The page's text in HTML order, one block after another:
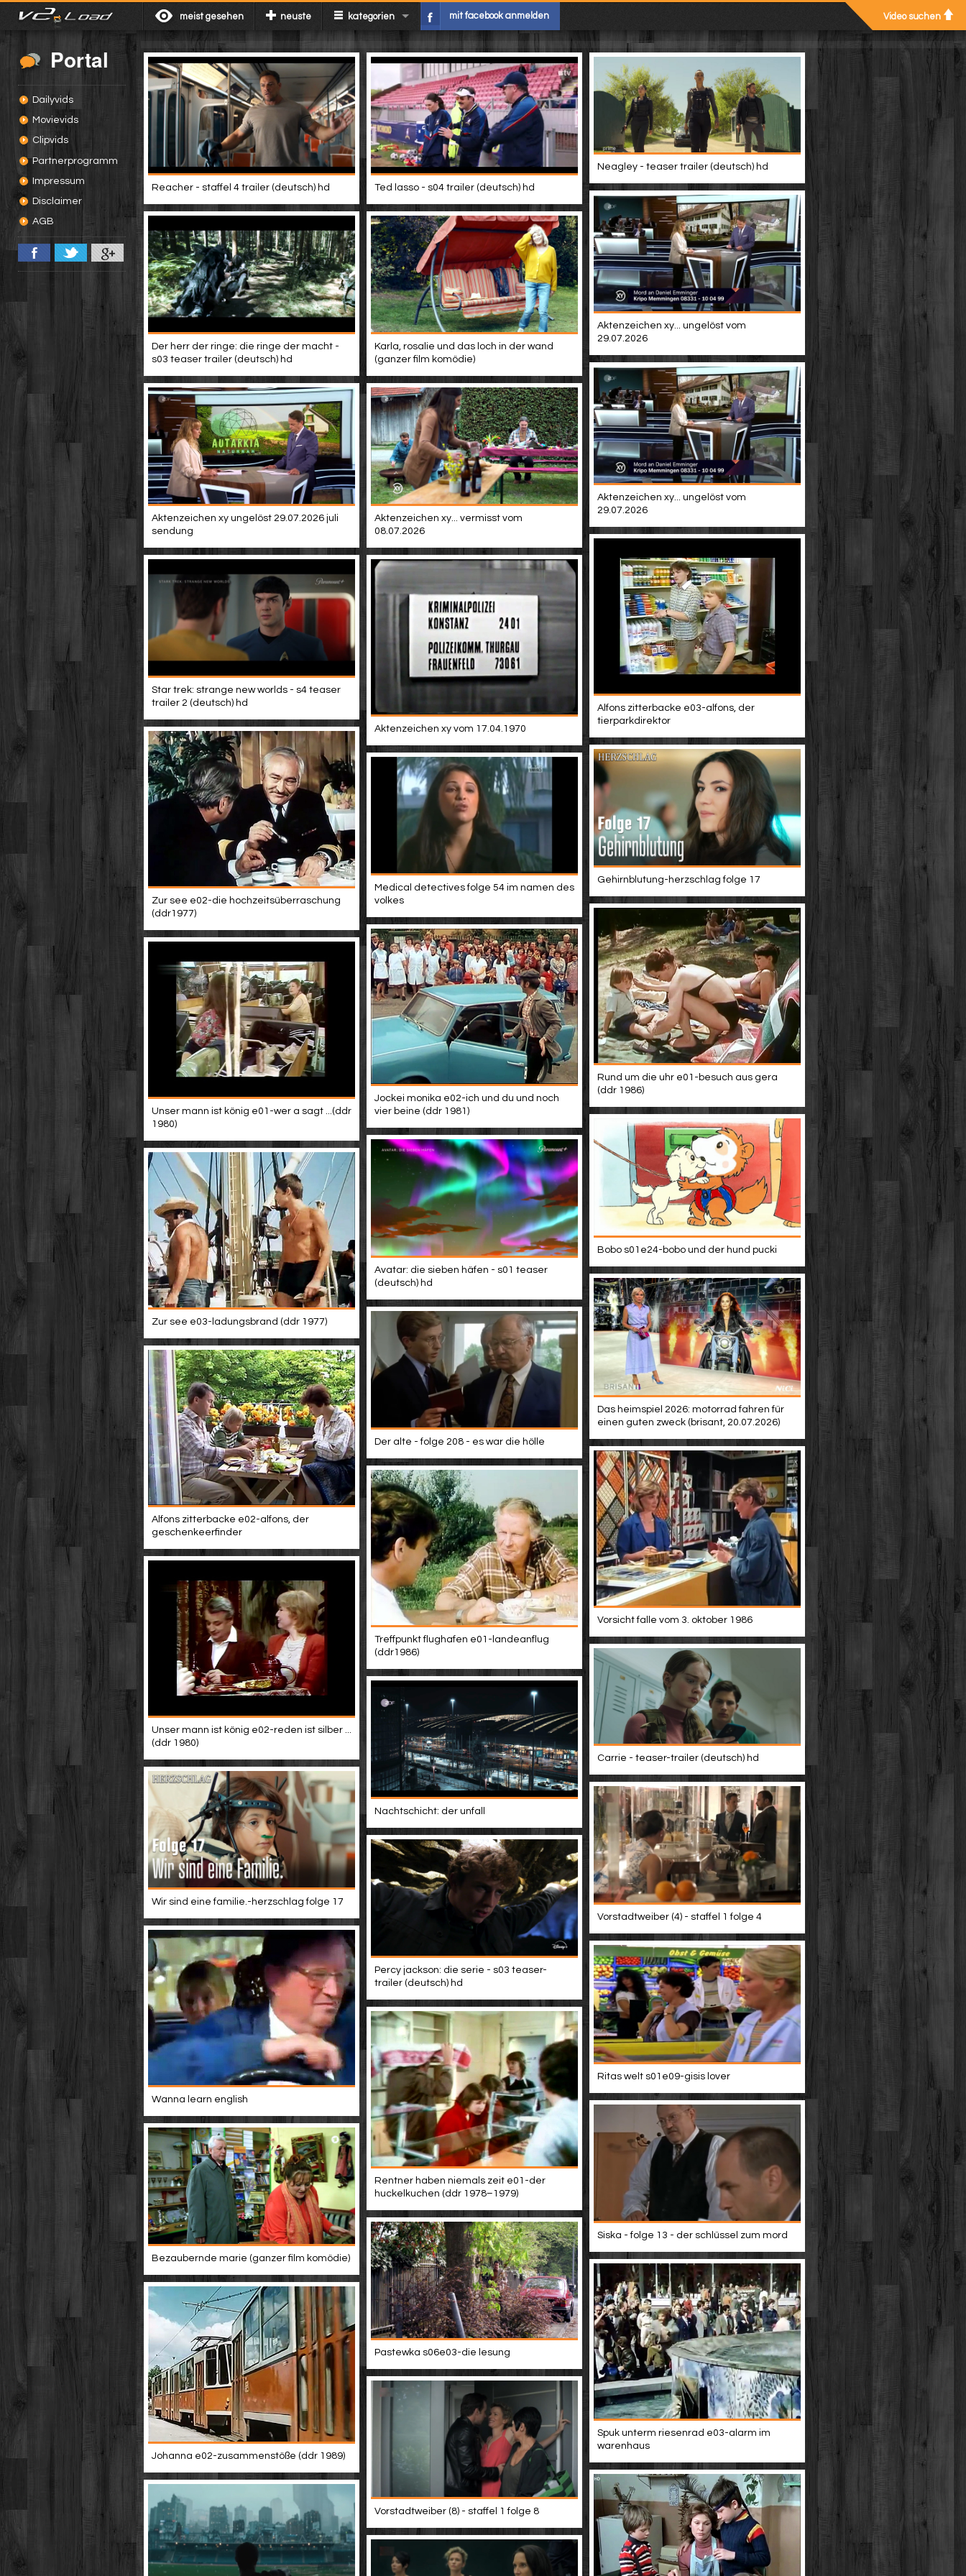
meist gesehen neuste kategorien mit facebook anmelden Video suchen
Portal
Dailyvids
Movievids
Clipvids
Partnerprogramm
Impressum
Disclaimer
AGB
Reacher - staffel 4 trailer (deutsch) hd Ted lasso - s04 trailer (deutsch) hd
Neagley - teaser trailer (deutsch) hd
Aktenzeichen xy... ungelöst vom
29.07.2026
Der herr der ringe: die ringe der macht -
s03 teaser trailer (deutsch) hd
Karla, rosalie und das loch in der wand
(ganzer film komödie)
Aktenzeichen xy... ungelöst vom
29.07.2026
Aktenzeichen xy ungelöst 29.07.2026 juli
sendung
Aktenzeichen xy... vermisst vom
08.07.2026
Alfons zitterbacke e03-alfons, der
tierparkdirektor
Star trek: strange new worlds - s4 teaser
trailer 2 (deutsch) hd
Aktenzeichen xy vom 17.04.1970
Zur see e02-die hochzeitsüberraschung
(ddr1977)
Gehirnblutung-herzschlag folge 17
Medical detectives folge 54 im namen des
volkes
Rund um die uhr e01-besuch aus gera
(ddr 1986)
Jockei monika e02-ich und du und noch
vier beine (ddr 1981)
Unser mann ist könig e01-wer a sagt ...(ddr
1980)
Bobo s01e24-bobo und der hund pucki
Avatar: die sieben häfen - s01 teaser
(deutsch) hd
Zur see e03-ladungsbrand (ddr 1977)
Das heimspiel 2026: motorrad fahren für
einen guten zweck (brisant, 20.07.2026)
Der alte - folge 208 - es war die hölle
Alfons zitterbacke e02-alfons, der
geschenkeerfinder
Vorsicht falle vom 3. oktober 1986
Treffpunkt flughafen e01-landeanflug
(ddr1986)
Unser mann ist könig e02-reden ist silber ...
(ddr 1980)
Carrie - teaser-trailer (deutsch) hd
Nachtschicht: der unfall
Wir sind eine familie.-herzschlag folge 17
Vorstadtweiber (4) - staffel 1 folge 4
Percy jackson: die serie - s03 teaser-
trailer (deutsch) hd
Wanna learn english
Ritas welt s01e09-gisis lover
Rentner haben niemals zeit e01-der
huckelkuchen (ddr 1978–1979)
Siska - folge 13 - der schlüssel zum mord
Bezaubernde marie (ganzer film komödie)
Pastewka s06e03-die lesung
Spuk unterm riesenrad e03-alarm im
warenhaus
Johanna e02-zusammenstöße (ddr 1989)
Vorstadtweiber (8) - staffel 1 folge 8